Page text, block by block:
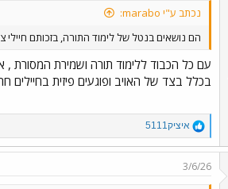
נכתב ע"י marabo:
הם נושאים בנטל של לימוד התורה, בזכותם חיילי
עם כל הכבוד ללימוד תורה ושמירת
בכלל בצד של האויב ופוגעים פיזית בחיילים
R
e
a
c
איציק5111
3/6/26